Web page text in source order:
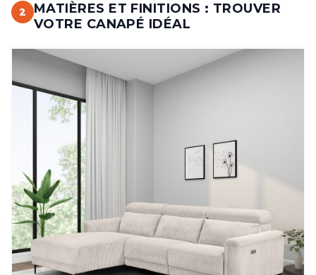
2
MATIÈRES ET FINITIONS : TROUVER
VOTRE CANAPÉ IDÉAL